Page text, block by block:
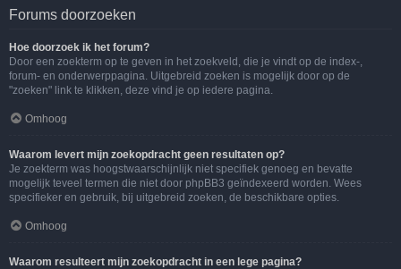
Forums doorzoeken
Hoe doorzoek ik het forum?
Door een zoekterm op te geven in het zoekveld, die je vindt op de index-,
forum- en onderwerppagina. Uitgebreid zoeken is mogelijk door op de
"zoeken" link te klikken, deze vind je op iedere pagina.
Omhoog
Waarom levert mijn zoekopdracht geen resultaten op?
Je zoekterm was hoogstwaarschijnlijk niet specifiek genoeg en bevatte
mogelijk teveel termen die niet door phpBB3 geïndexeerd worden. Wees
specifieker en gebruik, bij uitgebreid zoeken, de beschikbare opties.
Omhoog
Waarom resulteert mijn zoekopdracht in een lege pagina?